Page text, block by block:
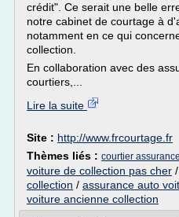
crédit". Ce serait une belle
notre cabinet de courtage à
notamment en ce qui
collection.
En collaboration avec des
courtiers,...
Lire la suite
Site : http://www.frcourtage.fr
Thèmes liés : courtier
voiture de collection pas cher /
collection / assurance auto
voiture ancienne collection